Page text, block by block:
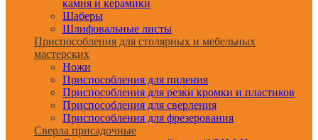
камня и керамики
Шаберы
Шлифовальные листы
Приспособления для столярных и мебельных
мастерских
Ножи
Приспособления для пиления
Приспособления для резки кромки и пластиков
Приспособления для сверления
Приспособления для фрезерования
Сверла присадочные